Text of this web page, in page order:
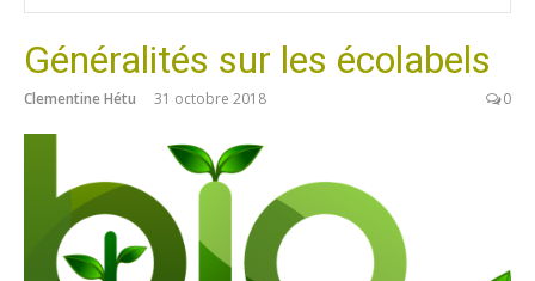
Généralités sur les écolabels
Clementine Hétu 31 octobre 2018 0